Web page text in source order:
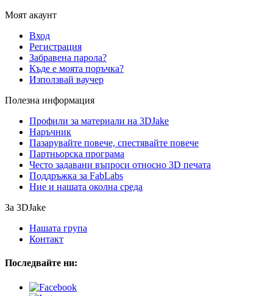
Моят акаунт
Вход
Регистрация
Забравена парола?
Къде е моята поръчка?
Използвай ваучер
Полезна информация
Профили за материали на 3DJake
Наръчник
Пазарувайте повече, спестявайте повече
Партньорска програма
Често задавани въпроси относно 3D печата
Поддръжка за FabLabs
Ние и нашата околна среда
За 3DJake
Нашата група
Контакт
Последвайте ни: